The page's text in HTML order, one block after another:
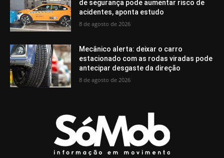
de segurança pode aumentar risco de
acidentes, aponta estudo
8 de agosto de 2026
Mecânico alerta: deixar o carro
estacionado com as rodas viradas pode
antecipar desgaste da direção
8 de agosto de 2026